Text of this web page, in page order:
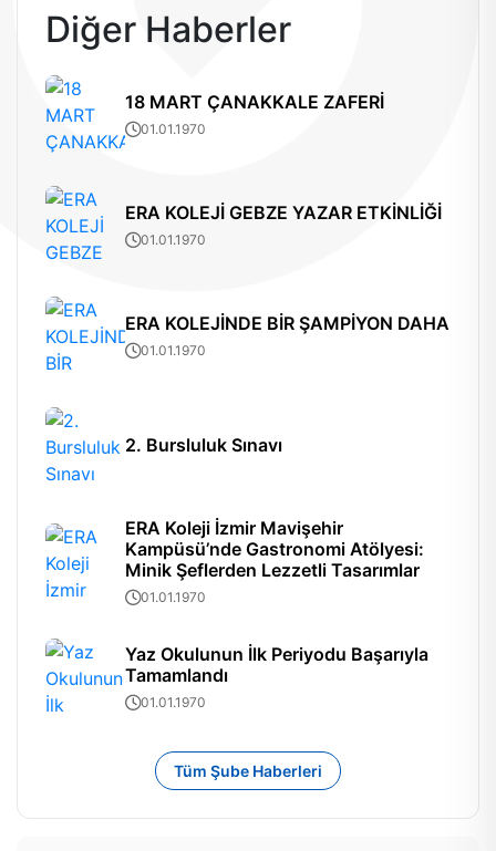
Diğer Haberler
18 MART ÇANAKKALE ZAFERİ
01.01.1970
ERA KOLEJİ GEBZE YAZAR ETKİNLİĞİ
01.01.1970
ERA KOLEJİNDE BİR ŞAMPİYON DAHA
01.01.1970
2. Bursluluk Sınavı
ERA Koleji İzmir Mavişehir
Kampüsü’nde Gastronomi Atölyesi:
Minik Şeflerden Lezzetli Tasarımlar
01.01.1970
Yaz Okulunun İlk Periyodu Başarıyla
Tamamlandı
01.01.1970
Tüm Şube Haberleri